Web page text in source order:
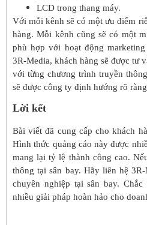
LCD trong thang máy.
Với mỗi kênh sẽ có một ưu điểm
hàng. Mỗi kênh cũng sẽ có một
phù hợp với hoạt động
3R-Media, khách hàng sẽ được tư
với từng chương trình truyền
sẽ được công ty định hướng rõ
Lời kết
Bài viết đã cung cấp cho khách
Hình thức quảng cáo này được
mang lại tỷ lệ thành công cao.
thông tại sân bay. Hãy liên hệ
chuyên nghiệp tại sân bay.
nhiều giải pháp hoàn hảo cho